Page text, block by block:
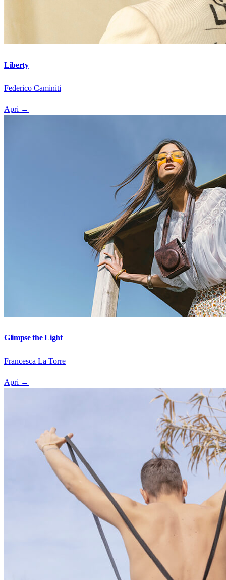
Liberty
Federico Caminiti
Apri →
Glimpse the Light
Francesca La Torre
Apri →